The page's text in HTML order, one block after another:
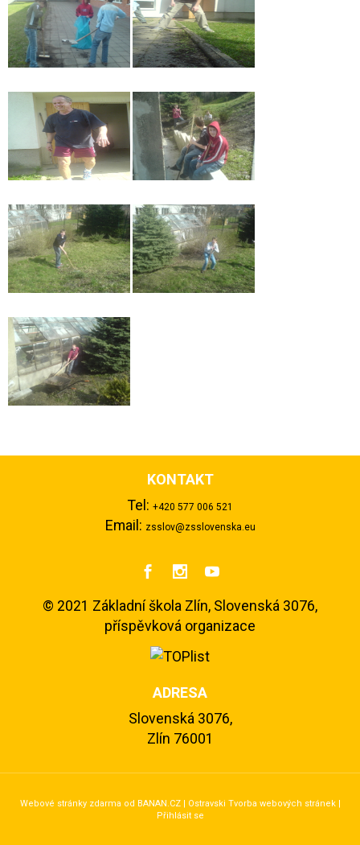
KONTAKT
Tel: +420 577 006 521
Email: zsslov@zsslovenska.eu
  
© 2021 Základní škola Zlín, Slovenská 3076,
příspěvková organizace
ADRESA
Slovenská 3076,
Zlín 76001
Webové stránky zdarma od BANAN.CZ| Ostravski Tvorba webových stránek
Přihlásit se